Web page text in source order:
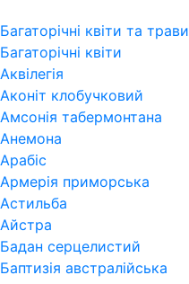
Багаторічні квіти та трави
Багаторічні квіти
Аквілегія
Аконіт клобучковий
Амсонія табермонтана
Анемона
Арабіс
Армерія приморська
Астильба
Айстра
Бадан серцелистий
Баптизія австралійська